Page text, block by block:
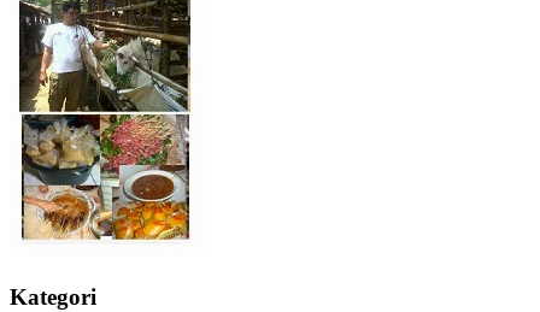
Kategori